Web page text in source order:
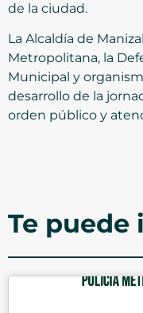
de la ciudad.
La Alcaldía de
Metropolitana, la
Municipal y
desarrollo de la
orden público y
Te puede